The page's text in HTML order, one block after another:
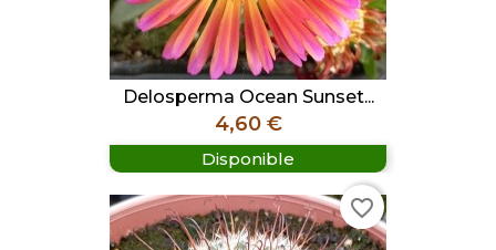
Delosperma Ocean Sunset...
Prix
4,60 €
Disponible
favorite_border